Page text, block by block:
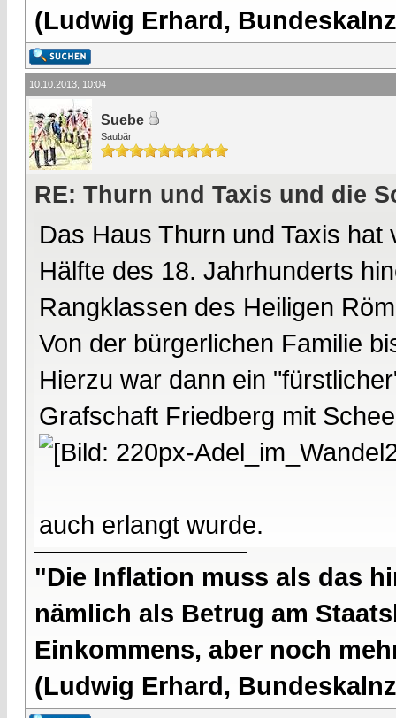
(Ludwig Erhard,
10.10.2013, 10:04
Suebe
Saubär
RE: Thurn und Taxis und die
Das Haus Thurn und Taxis
Hälfte des 18. Jahrhunderts
Rangklassen des Heiligen
Von der bürgerlichen Familie
Hierzu war dann ein
Grafschaft Friedberg mit
auch erlangt wurde.
"Die Inflation muss als das
nämlich als Betrug am
Einkommens, aber noch
(Ludwig Erhard,